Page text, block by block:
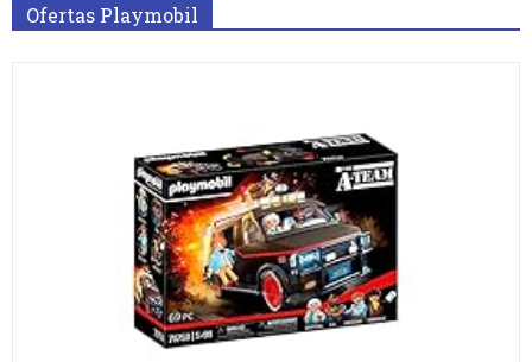
Ofertas Playmobil